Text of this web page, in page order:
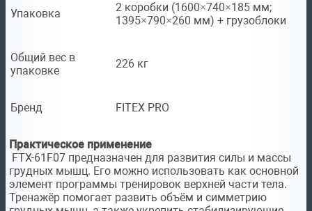
Упаковка
2 коробки (1600×740×185 мм;
1395×790×260 мм) + грузоблоки
Общий вес в
упаковке
226 кг
Бренд FITEX PRO
Практическое применение
FTX-61F07 предназначен для развития силы и массы
грудных мышц. Его можно использовать как основной
элемент программы тренировок верхней части тела.
Тренажёр помогает развить объём и симметрию